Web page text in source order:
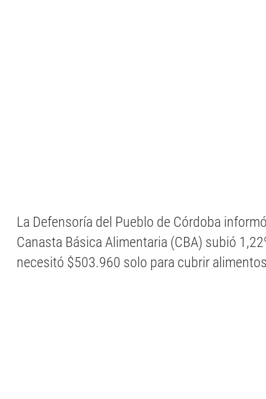
La Defensoría del Pueblo de Córdoba
Canasta Básica Alimentaria (CBA) subió
necesitó $503.960 solo para cubrir